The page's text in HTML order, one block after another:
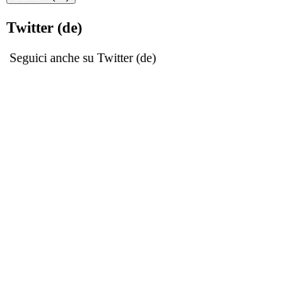
Twitter (de)
Seguici anche su Twitter (de)